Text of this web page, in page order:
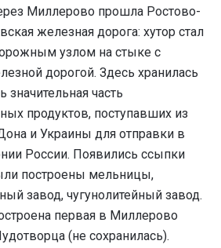
Миллерово прошла Ростово-
железная дорога: хутор стал
узлом на стыке с
дорогой. Здесь хранилась
значительная часть
продуктов, поступавших из
и Украины для отправки в
России. Появились ссыпки
построены мельницы,
завод, чугунолитейный завод.
первая в Миллерово
(не сохранилась).